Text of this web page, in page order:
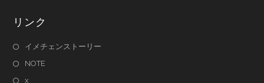
リンク
イメチェンストーリー
NOTE
x